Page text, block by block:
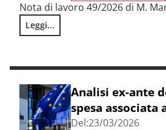
Nota di lavoro 49/2026 di M.
Leggi...
La politica di coesione al bivio.
Analisi ex-ante
spesa associata
Del:23/03/2026